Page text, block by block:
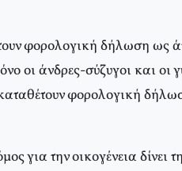
φορολογική δήλωση ως
οι άνδρες-σύζυγοι και οι
φορολογική
για την οικογένεια δίνει